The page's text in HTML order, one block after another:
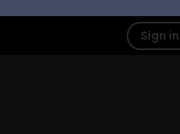
Sign in